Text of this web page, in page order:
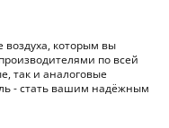
воздуха, которым вы
по всей
так и аналоговые
- стать вашим надёжным